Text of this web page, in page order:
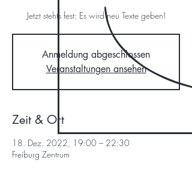
Jetzt stehts fest: Es wird neu Texte geben!
Anmeldung abgeschlossen
Veranstaltungen ansehen
Zeit & Ort
18. Dez. 2022, 19:00 – 22:30
Freiburg Zentrum